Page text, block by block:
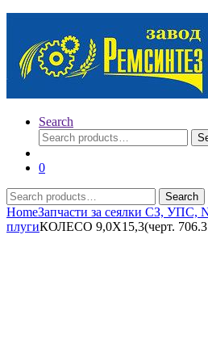
Search
Search
for:
0
Search
for:
Search
HomeЗапчасти за сеялки СЗ, УПС,
плугиКОЛЕСО 9,0Х15,3(черт.